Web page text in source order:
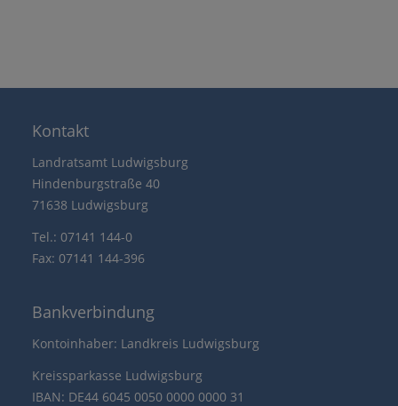
Kontakt
Landratsamt Ludwigsburg
Hindenburgstraße 40
71638 Ludwigsburg
Tel.: 07141 144-0
Fax: 07141 144-396
Bankverbindung
Kontoinhaber: Landkreis Ludwigsburg
Kreissparkasse Ludwigsburg
IBAN: DE44 6045 0050 0000 0000 31